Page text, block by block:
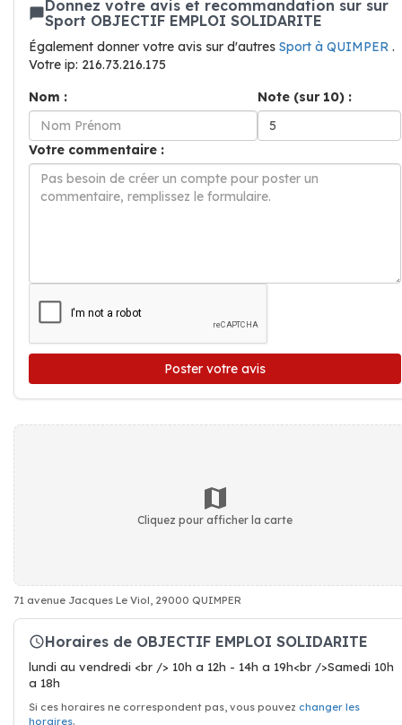
Donnez votre avis et recommandation sur sur
Sport OBJECTIF EMPLOI SOLIDARITE
Également donner votre avis sur d'autres Sport à QUIMPER .
Votre ip: 216.73.216.175
Nom :
Note (sur 10) :
Votre commentaire :
Poster votre avis
Cliquez pour afficher la carte
71 avenue Jacques Le Viol, 29000 QUIMPER
Horaires de OBJECTIF EMPLOI SOLIDARITE
lundi au vendredi <br /> 10h a 12h - 14h a 19h<br />Samedi 10h
a 18h
Si ces horaires ne correspondent pas, vous pouvez changer les
horaires.